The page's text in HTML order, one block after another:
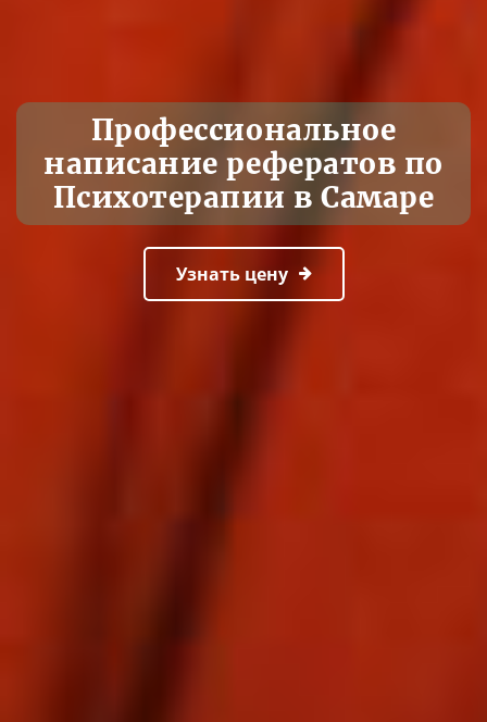
Профессиональное
написание рефератов по
Психотерапии в Самаре
Узнать цену